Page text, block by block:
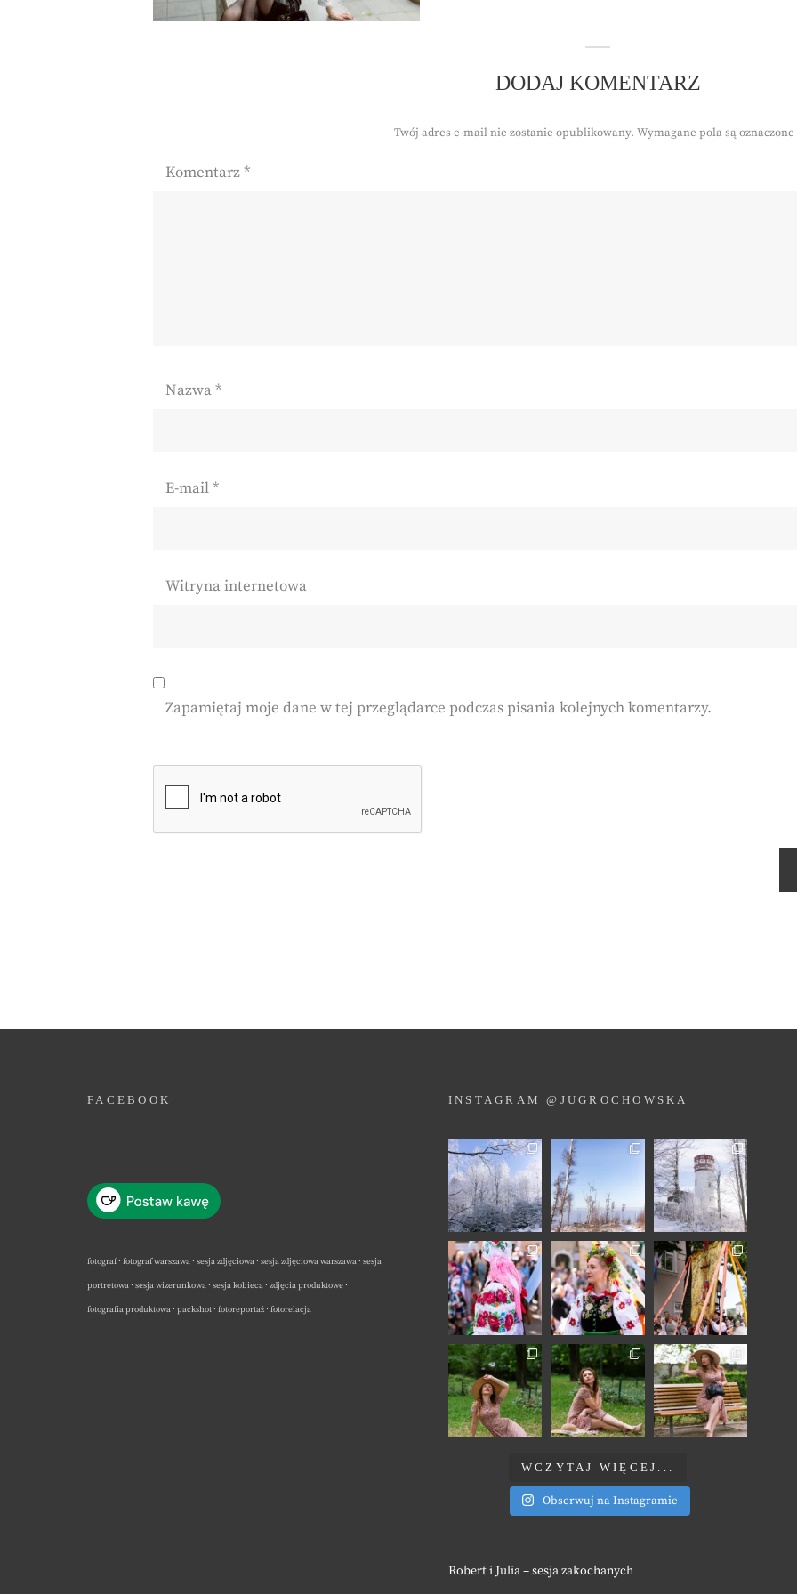
DODAJ KOMENTARZ
Twój adres e-mail nie zostanie opublikowany. Wymagane pola są oznaczone
Komentarz*
Nazwa*
E-mail*
Witryna internetowa
Zapamiętaj moje dane w tej przeglądarce podczas pisania kolejnych komentarzy.
FACEBOOK
fotograf · fotograf warszawa · sesja zdjęciowa · sesja zdjęciowa warszawa · sesja
portretowa · sesja wizerunkowa · sesja kobieca · zdjęcia produktowe ·
fotografia produktowa · packshot · fotoreportaż · fotorelacja
INSTAGRAM @JUGROCHOWSKA
WCZYTAJ WIĘCEJ...
Obserwuj na Instagramie
Robert i Julia – sesja zakochanych